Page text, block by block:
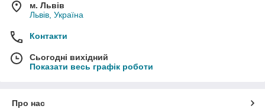
м. Львів
Львів, Україна
Контакти
Сьогодні вихідний
Показати весь графік роботи
Про нас